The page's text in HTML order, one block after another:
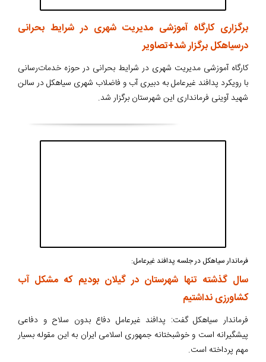
برگزاری کارگاه آموزشی مدیریت شهری در شرایط بحرانی
درسیاهکل برگزار شد+تصاویر
کارگاه آموزشی مدیریت شهری در شرایط بحرانی در حوزه خدمات‌رسانی
با رویکرد پدافند غیرعامل به دبیری آب و فاضلاب شهری سیاهکل در سالن
شهید آوینی فرمانداری این شهرستان برگزار شد.
فرماندار سیاهکل در جلسه پدافند غیرعامل:
سال گذشته تنها شهرستان در گیلان بودیم که مشکل آب
کشاورزی نداشتیم
فرماندار سیاهکل گفت: پدافند غیرعامل دفاع بدون سلاح و دفاعی
پیشگیرانه است و خوشبختانه جمهوری اسلامی ایران به این مقوله بسیار
مهم پرداخته است.